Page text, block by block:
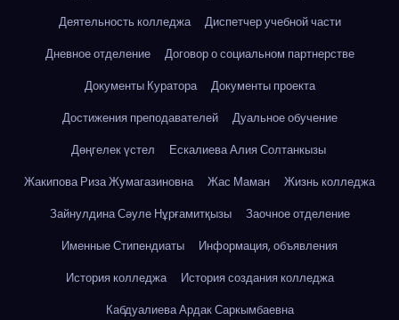
Деятельность колледжа
Диспетчер учебной части
Дневное отделение
Договор о социальном партнерстве
Документы Куратора
Документы проекта
Достижения преподавателей
Дуальное обучение
Дөңгелек үстел
Ескалиева Алия Солтанкызы
Жакипова Риза Жумагазиновна
Жас Маман
Жизнь колледжа
Зайнулдина Сәуле Нұрғамитқызы
Заочное отделение
Именные Стипендиаты
Информация, объявления
История колледжа
История создания колледжа
Кабдуалиева Ардак Саркымбаевна